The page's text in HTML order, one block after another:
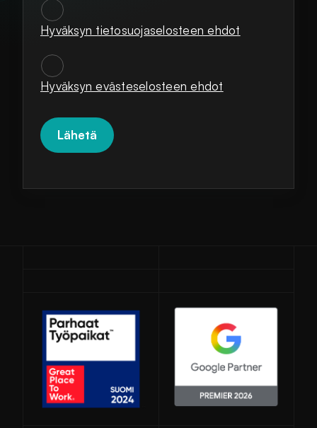
Hyväksyn tietosuojaselosteen ehdot
SUOSTUMUKSET
Hyväksyn evästeselosteen ehdot